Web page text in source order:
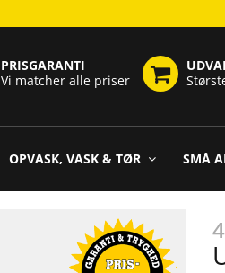
PRISGARANTI
Vi matcher alle priser
OPVASK, VASK & TØR SMÅ